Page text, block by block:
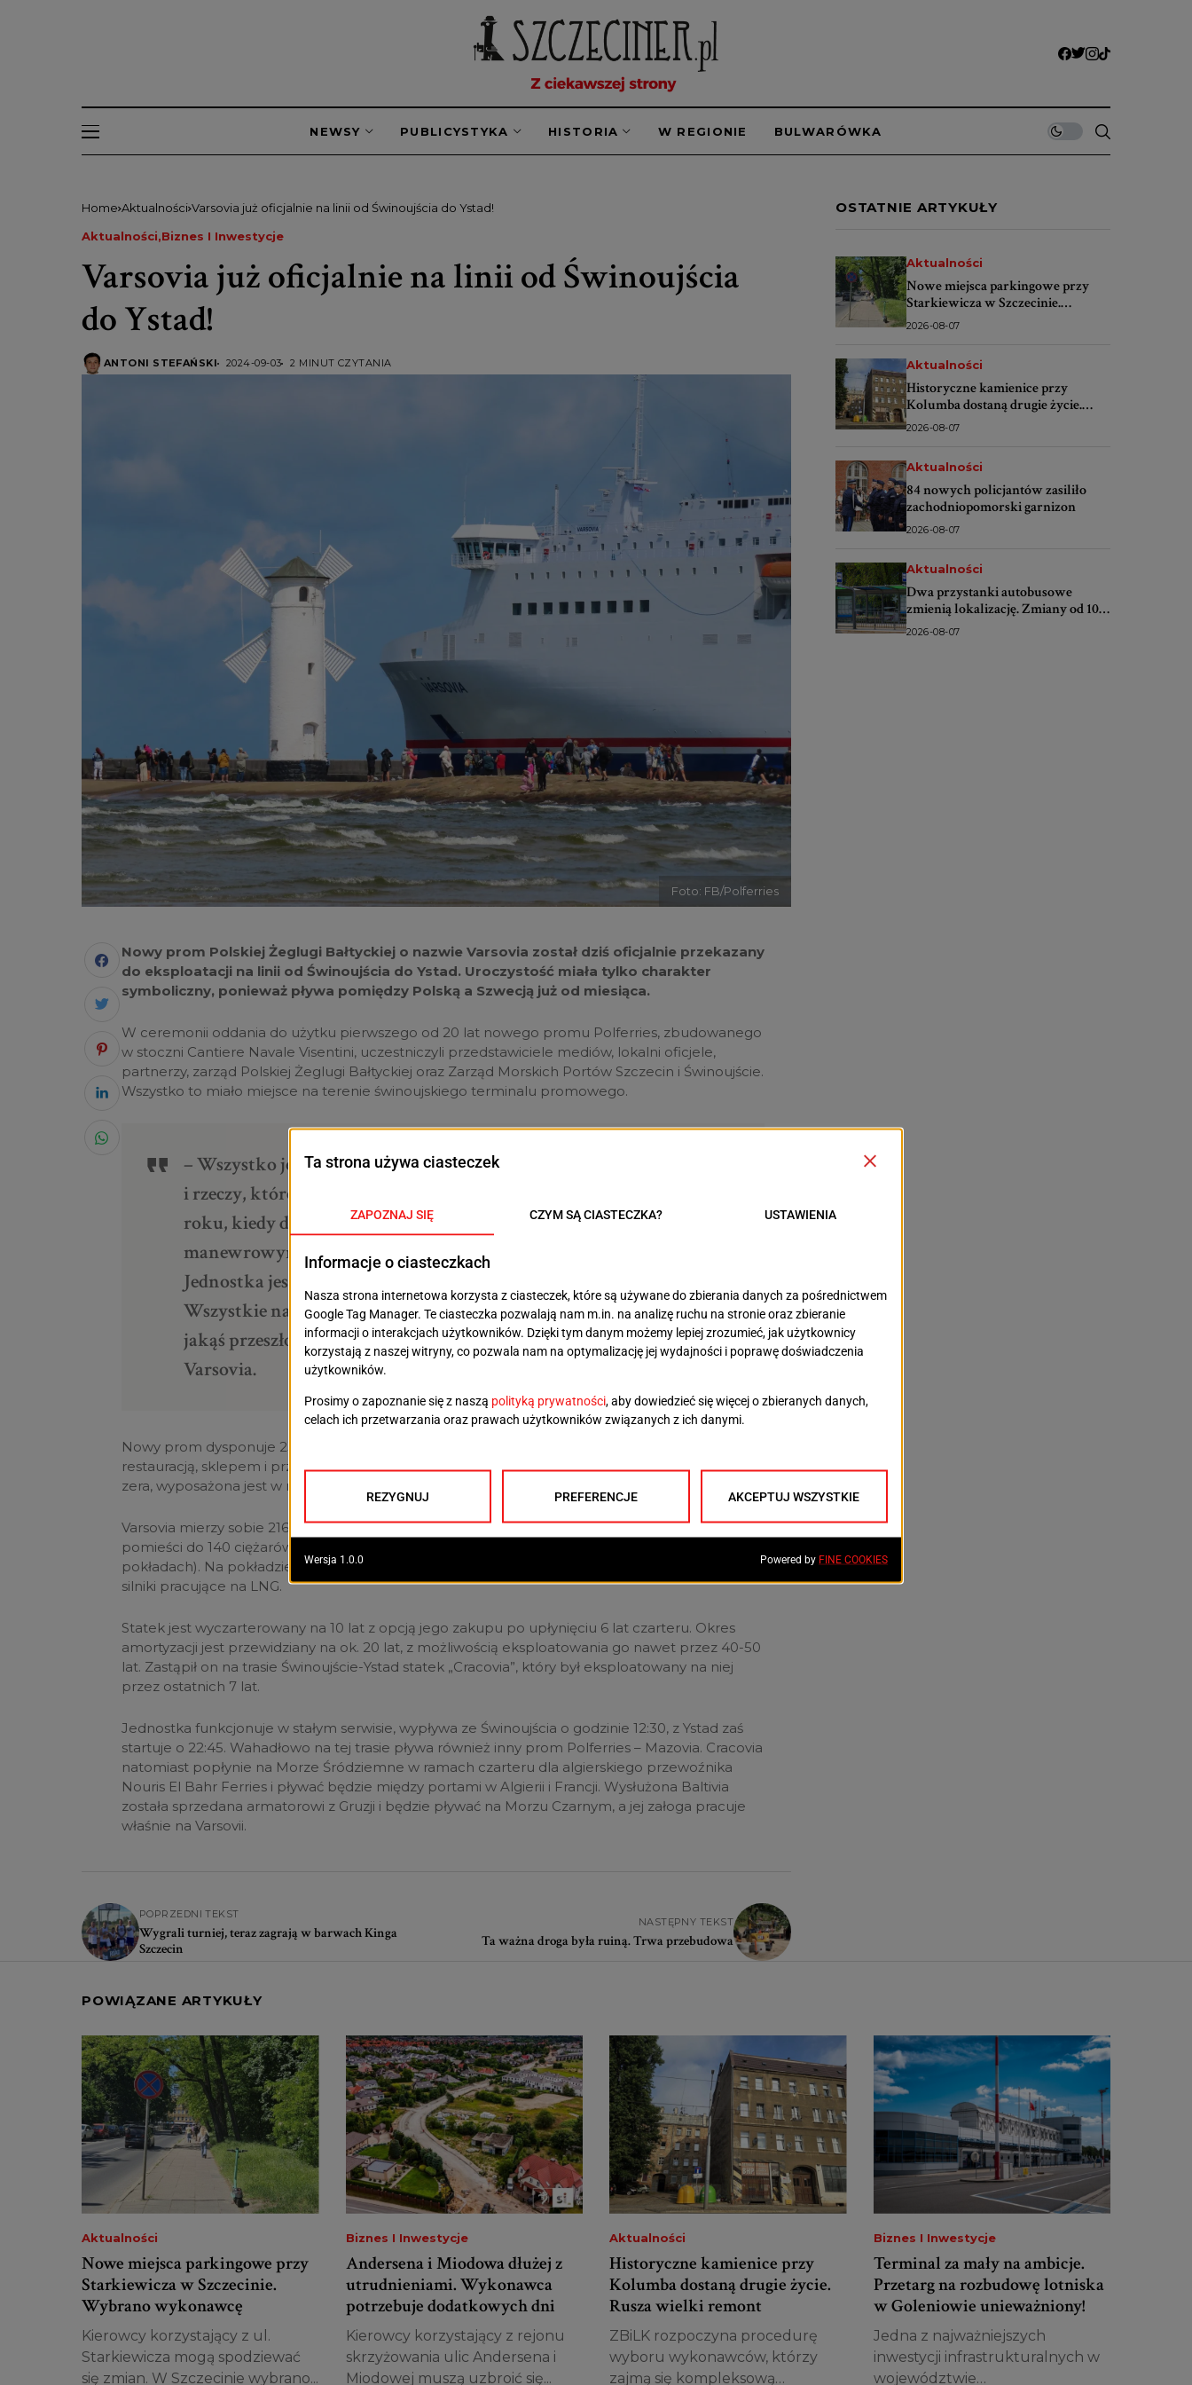
NEWSY PUBLICYSTYKA HISTORIA W REGIONIE BULWARÓWKA
Home Aktualności Varsovia już oficjalnie na linii od Świnoujścia do Ystad!
Aktualności Biznes I Inwestycje
Varsovia już oficjalnie na linii od Świnoujścia
do Ystad!
ANTONI STEFAŃSKI 2024-09-03 2 MINUT CZYTANIA
Foto: FB/Polferries
Nowy prom Polskiej Żeglugi Bałtyckiej o nazwie Varsovia został dziś oficjalnie przekazany
do eksploatacji na linii od Świnoujścia do Ystad. Uroczystość miała tylko charakter
symboliczny, ponieważ pływa pomiędzy Polską a Szwecją już od miesiąca.
W ceremonii oddania do użytku pierwszego od 20 lat nowego promu Polferries, zbudowanego
w stoczni Cantiere Navale Visentini, uczestniczyli przedstawiciele mediów, lokalni oficjele,
partnerzy, zarząd Polskiej Żeglugi Bałtyckiej oraz Zarząd Morskich Portów Szczecin i Świnoujście.
Wszystko to miało miejsce na terenie świnoujskiego terminalu promowego.
– Wszystko jest świeże, nowe, także my jako załoga uczymy się statku
i rzeczy, które przydadzą nam się w dalszej pracy. To jest taka faza pół
roku, kiedy dajemy sobie czas na poznanie tej jednostki pod względem
manewrowym, pod względem maszyny, a także i obsługi hotelu.
Jednostka jest nowa i to jest ta różnica względem innych promów.
Wszystkie nasze poprzednie promy były z rynku wtórnego i miały już
jakąś przeszłość – mówi kpt. ż. w. Olga Sidor, kapitan promu
Varsovia.
Nowy prom dysponuje 230 kabinami o różnych standardach, strefą gastronomiczną z barem i
restauracją, sklepem i przestrzenią rozrywkową dla pasażerów. Jako jednostka zbudowana od
zera, wyposażona jest w nowoczesne systemy i oparta na współczesnych technologiach.
Varsovia mierzy sobie 216 m długości, 28 m szerokości i linię ładunkową o długości 3 km, która
pomieści do 140 ciężarówek (na trzech pokładach) i 200 samochodów (na dwóch kolejnych
pokładach). Na pokładzie może podróżować 920 pasażerów i 60 członków załogi. Nowością są
silniki pracujące na LNG.
Statek jest wyczarterowany na 10 lat z opcją jego zakupu po upłynięciu 6 lat czarteru. Okres
amortyzacji jest przewidziany na ok. 20 lat, z możliwością eksploatowania go nawet przez 40-50
lat. Zastąpił on na trasie Świnoujście-Ystad statek „Cracovia”, który był eksploatowany na niej
przez ostatnich 7 lat.
Jednostka funkcjonuje w stałym serwisie, wypływa ze Świnoujścia o godzinie 12:30, z Ystad zaś
startuje o 22:45. Wahadłowo na tej trasie pływa również inny prom Polferries – Mazovia. Cracovia
natomiast popłynie na Morze Śródziemne w ramach czarteru dla algierskiego przewoźnika
Nouris El Bahr Ferries i pływać będzie między portami w Algierii i Francji. Wysłużona Baltivia
została sprzedana armatorowi z Gruzji i będzie pływać na Morzu Czarnym, a jej załoga pracuje
właśnie na Varsovii.
POPRZEDNI TEKST
Wygrali turniej, teraz zagrają w barwach Kinga
Szczecin
NASTĘPNY TEKST
Ta ważna droga była ruiną. Trwa przebudowa
OSTATNIE ARTYKUŁY
Aktualności
Nowe miejsca parkingowe przy
Starkiewicza w Szczecinie.
Wybrano wykonawcę
2026-08-07
Aktualności
Historyczne kamienice przy
Kolumba dostaną drugie życie.
Rusza wielki remont
2026-08-07
Aktualności
84 nowych policjantów zasiliło
zachodniopomorski garnizon
2026-08-07
Aktualności
Dwa przystanki autobusowe
zmienią lokalizację. Zmiany od 10
sierpnia
2026-08-07
POWIĄZANE ARTYKUŁY
Aktualności
Nowe miejsca parkingowe przy
Starkiewicza w Szczecinie.
Wybrano wykonawcę
Kierowcy korzystający z ul.
Starkiewicza mogą spodziewać
się zmian. W Szczecinie wybrano...
Biznes I Inwestycje
Andersena i Miodowa dłużej z
utrudnieniami. Wykonawca
potrzebuje dodatkowych dni
Kierowcy korzystający z rejonu
skrzyżowania ulic Andersena i
Miodowej muszą uzbroić się...
Aktualności
Historyczne kamienice przy
Kolumba dostaną drugie życie.
Rusza wielki remont
ZBiLK rozpoczyna procedurę
wyboru wykonawców, którzy
zajmą się kompleksową
Biznes I Inwestycje
Terminal za mały na ambicje.
Przetarg na rozbudowę lotniska
w Goleniowie unieważniony!
Jedna z najważniejszych
inwestycji infrastrukturalnych w
województwie